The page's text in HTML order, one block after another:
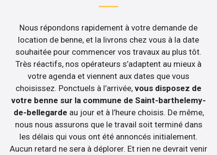
Nous répondons rapidement à votre demande de
location de benne, et la livrons chez vous à la date
souhaitée pour commencer vos travaux au plus tôt.
Très réactifs, nos opérateurs s’adaptent au mieux à
votre agenda et viennent aux dates que vous
choisissez. Ponctuels à l’arrivée, vous disposez de
votre benne sur la commune de Saint-barthelemy-
de-bellegarde au jour et à l’heure choisis. De même,
nous nous assurons que le travail soit terminé dans
les délais qui vous ont été annoncés initialement.
Aucun retard ne sera à déplorer. Et rien ne devrait venir